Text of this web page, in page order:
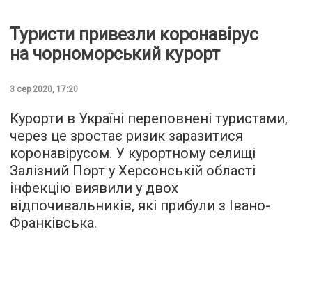
Туристи привезли коронавірус
на чорноморський курорт
3 сер 2020, 17:20
Курорти в Україні переповнені туристами,
через це зростає ризик заразитися
коронавірусом. У курортному селищі
Залізний Порт у Херсонській області
інфекцію виявили у двох
відпочивальників, які прибули з Івано-
Франківська.